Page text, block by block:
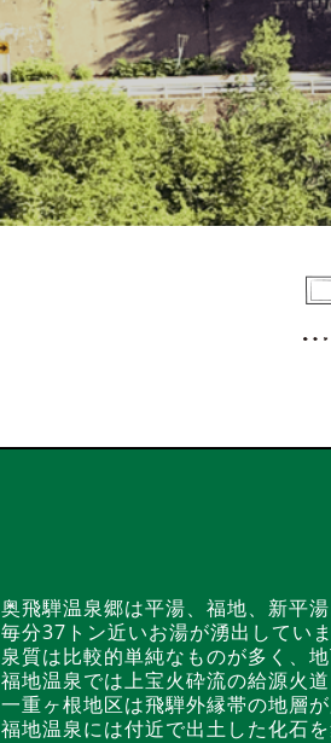
奥飛騨温泉郷は平湯、福地、新平
毎分37トン近いお湯が湧出してい
泉質は比較的単純なものが多く、
福地温泉では上宝火砕流の給源火
一重ヶ根地区は飛騨外縁帯の地層
福地温泉には付近で出土した化石